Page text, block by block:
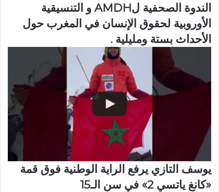
الندوة الصحفية لAMDH و التنسيقية
الأوروبية لحقوق الإنسان في المغرب حول
الأحداث بستة ومليلية .
يوسف التازي يرفع الراية الوطنية فوق قمة
«كانغ ياتسي 2» في سن الـ15